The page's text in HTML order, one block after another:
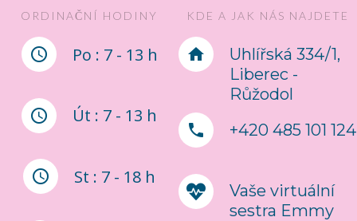
ORDINAČNÍ HODINY
Po : 7 - 13 h
Út : 7 - 13 h
St : 7 - 18 h
KDE A JAK NÁS NAJDETE
Uhlířská 334/1,
Liberec -
Růžodol
+420 485 101 124
Vaše virtuální
sestra Emmy